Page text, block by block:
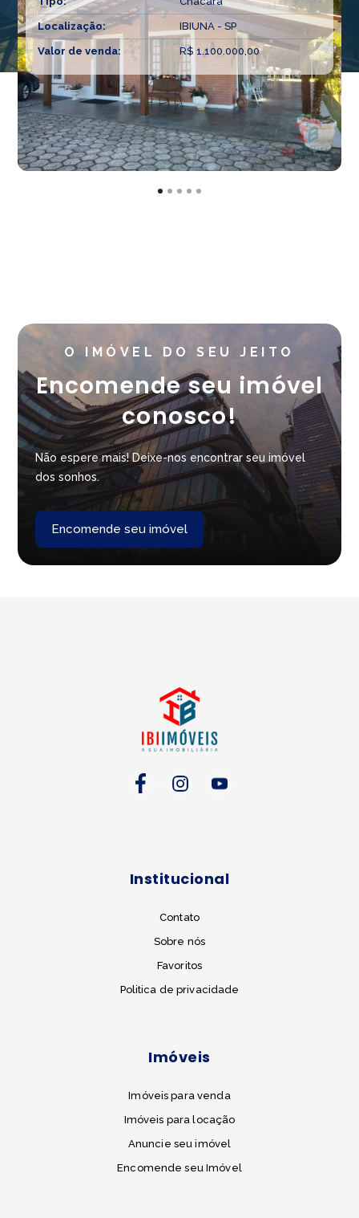
Localização: IBIUNA - SP
Valor de venda: R$ 1.100.000,00
O IMÓVEL DO SEU JEITO
Encomende seu imóvel
conosco!
Não espere mais! Deixe-nos encontrar seu imóvel
dos sonhos.
Encomende seu imóvel
Institucional
Contato
Sobre nós
Favoritos
Politica de privacidade
Imóveis
Imóveis para venda
Imóveis para locação
Anuncie seu imóvel
Encomende seu Imóvel